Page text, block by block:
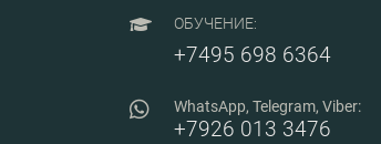
ОБУЧЕНИЕ:
+7495 698 6364
WhatsApp, Telegram, Viber:
+7926 013 3476